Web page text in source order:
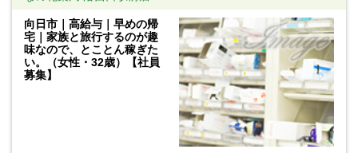
向日市｜高給与｜早めの帰
宅｜家族と旅行するのが趣
味なので、とことん稼ぎた
い。（女性・32歳）【社員
募集】